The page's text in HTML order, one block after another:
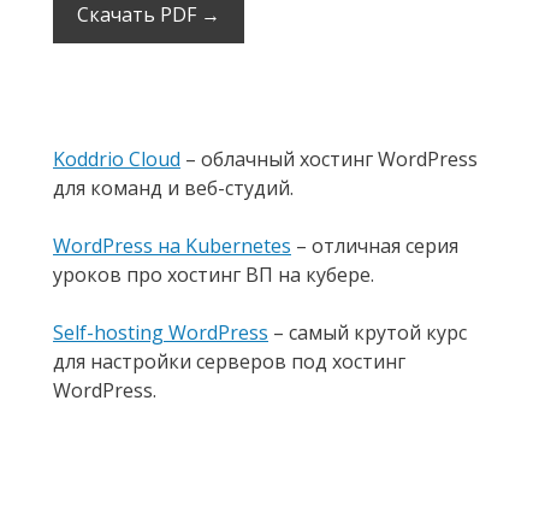
Скачать PDF →
Koddrio Cloud – облачный хостинг WordPress
для команд и веб-студий.
WordPress на Kubernetes – отличная серия
уроков про хостинг ВП на кубере.
Self-hosting WordPress – самый крутой курс
для настройки серверов под хостинг
WordPress.